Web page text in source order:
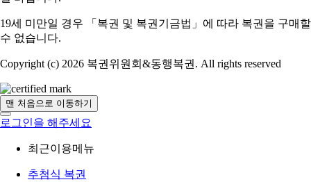
19세 미만일 경우 「복권 및 복권기금법」에 따라 복권을 구매할
수 없습니다.
Copyright (c) 2026 복권위원회&동행복권. All rights reserved
맨 처음으로 이동하기
로그인을 해주세요
최근이용메뉴
추첨식 복권